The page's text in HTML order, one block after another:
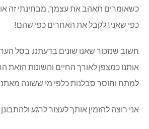
כשאומרים תאהב את עצמך, מבחינתי זה
כפי שאני! לקבל את האחרים כפי שהם!
חשוב שנזכור שאנו שונים בדעתנו, בסל
אותנו כמצפן לאורך החיים והשונות הזאת
למתח וחוסר סבלנות כלפי מי ששונה
אני רוצה להזמין אותך לעצור לרגע